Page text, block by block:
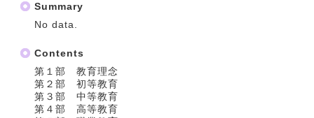
Summary
No data.
Contents
第１部 教育理念
第２部 初等教育
第３部 中等教育
第４部 高等教育